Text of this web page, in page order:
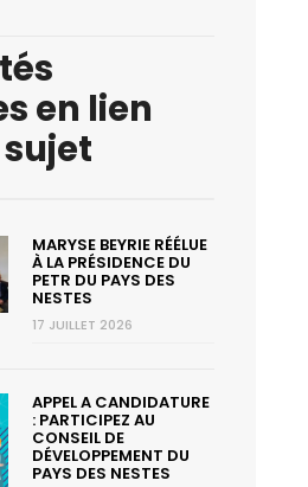
en lien
MARYSE BEYRIE RÉÉLUE
À LA PRÉSIDENCE DU
PETR DU PAYS DES
NESTES
17 JUILLET 2026
APPEL A CANDIDATURE
: PARTICIPEZ AU
CONSEIL DE
DÉVELOPPEMENT DU
PAYS DES NESTES